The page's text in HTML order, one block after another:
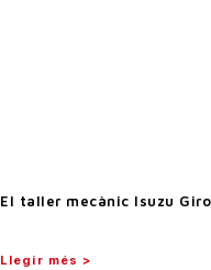
El taller mecànic Isuzu
Llegir més >